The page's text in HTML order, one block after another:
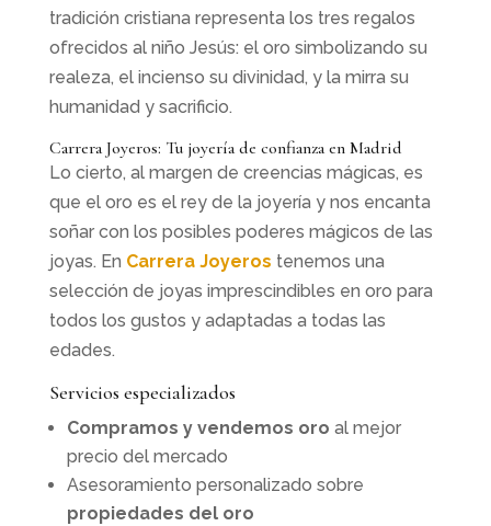
tradición cristiana representa los tres regalos
ofrecidos al niño Jesús: el oro simbolizando su
realeza, el incienso su divinidad, y la mirra su
humanidad y sacrificio.
Carrera Joyeros: Tu joyería de confianza en Madrid
Lo cierto, al margen de creencias mágicas, es
que el oro es el rey de la joyería y nos encanta
soñar con los posibles poderes mágicos de las
joyas. En Carrera Joyeros tenemos una
selección de joyas imprescindibles en oro para
todos los gustos y adaptadas a todas las
edades.
Servicios especializados
Compramos y vendemos oro al mejor
precio del mercado
Asesoramiento personalizado sobre
propiedades del oro